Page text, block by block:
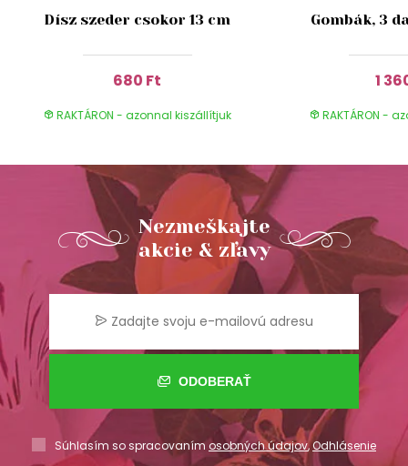
Dísz szeder csokor 13 cm
680 Ft
RAKTÁRON - azonnal kiszállítjuk
Gombák, 3
1
RAKTÁRON -
Nezmeškajte
akcie & zľavy
ODOBERAŤ
Súhlasím so spracovaním osobných údajov,Odhlásenie